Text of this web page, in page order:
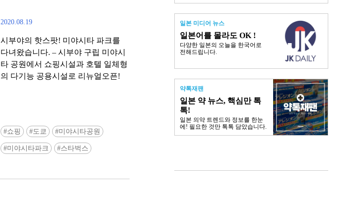
2020.08.19
시부야의 핫스팟! 미야시타 파크를
다녀왔습니다. – 시부야 구립 미야시
타 공원에서 쇼핑시설과 호텔 일체형
의 다기능 공용시설로 리뉴얼오픈!
쇼핑 도쿄 미야시타공원
미야시타파크 스타벅스
일본 미디어 뉴스
일본어를 몰라도 OK !
다양한 일본의 오늘을 한국어로
전해드립니다.
약톡재팬
일본 약 뉴스, 핵심만 톡
톡!
일본 의약 트렌드와 정보를 한눈
에! 필요한 것만 톡톡 담았습니다.